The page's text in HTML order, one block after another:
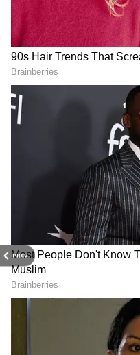
PREV
ஊழியர்களை
யாரும் எதுவும்
சவால்விட்டு
இருந்த அதிகாரி
கண்டும் காணாமல்
மார்க்கண்டனின்
இருந்தது.
அதிகாரிகளும்,
மார்க்கண்டனின்
நடவடிக்கைகளை
உணர்ந்து
போது அவர்கள்
மிரட்டுகிறார்.
DOWNLOAD APP